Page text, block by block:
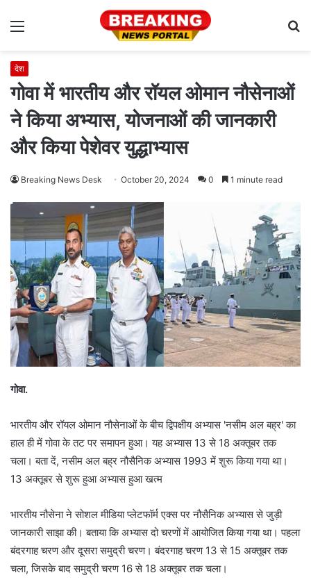
Menu
देश
गोवा में भारतीय और रॉयल ओमान नौसेनाओं
ने किया अभ्यास, योजनाओं की जानकारी
और किया पेशेवर युद्धाभ्यास
Breaking News Desk October 20, 2024 0 1 minute read
गोवा.
भारतीय और रॉयल ओमान नौसेनाओं के बीच द्विपक्षीय अभ्यास 'नसीम अल बह्र' का
हाल ही में गोवा के तट पर समापन हुआ। यह अभ्यास 13 से 18 अक्तूबर तक
चला। बता दें, नसीम अल बह्र नौसैनिक अभ्यास 1993 में शुरू किया गया था।
13 अक्तूबर से शुरू हुआ अभ्यास हुआ खत्म
भारतीय नौसेना ने सोशल मीडिया प्लेटफॉर्म एक्स पर नौसैनिक अभ्यास से जुड़ी
जानकारी साझा की। बताया कि अभ्यास दो चरणों में आयोजित किया गया था। पहला
बंदरगाह चरण और दूसरा समुद्री चरण। बंदरगाह चरण 13 से 15 अक्तूबर तक
चला, जिसके बाद समुद्री चरण 16 से 18 अक्तूबर तक चला।